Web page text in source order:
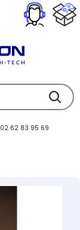
02 62 83 95 69